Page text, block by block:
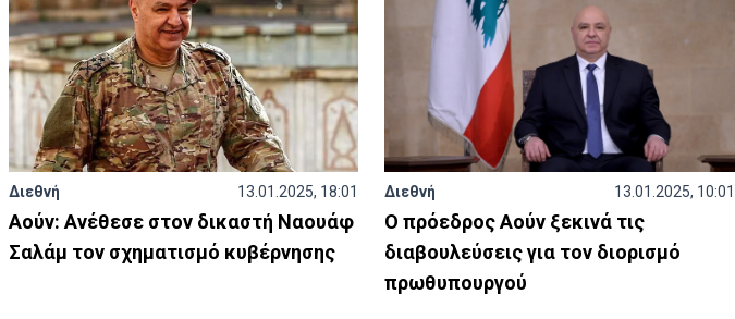
Διεθνή 13.01.2025, 18:01
Αούν: Ανέθεσε στον δικαστή Ναουάφ
Σαλάμ τον σχηματισμό κυβέρνησης
Διεθνή 13.01.2025, 10:01
Ο πρόεδρος Αούν ξεκινά τις
διαβουλεύσεις για τον διορισμό
πρωθυπουργού